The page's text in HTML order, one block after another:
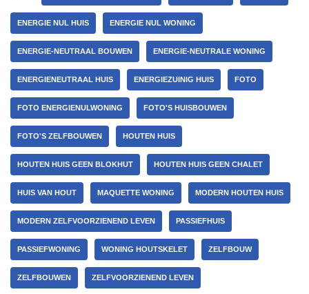
ENERGIE NUL HUIS ENERGIE NUL WONING
ENERGIE-NEUTRAAL BOUWEN ENERGIE-NEUTRALE WONING
ENERGIENEUTRAAL HUIS ENERGIEZUINIG HUIS FOTO
FOTO ENERGIENULWONING FOTO'S HUISBOUWEN
FOTO'S ZELFBOUWEN HOUTEN HUIS
HOUTEN HUIS GEEN BLOKHUT HOUTEN HUIS GEEN CHALET
HUIS VAN HOUT MAQUETTE WONING MODERN HOUTEN HUIS
MODERN ZELFVOORZIENEND LEVEN PASSIEFHUIS
PASSIEFWONING WONING HOUTSKELET ZELFBOUW
ZELFBOUWEN ZELFVOORZIENEND LEVEN